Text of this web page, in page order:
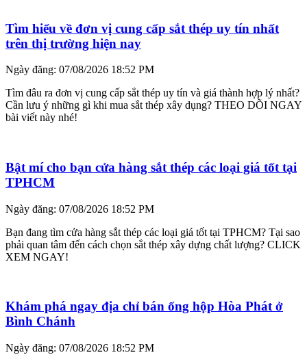
Tìm hiểu về đơn vị cung cấp sắt thép uy tín nhất
trên thị trường hiện nay
Ngày đăng: 07/08/2026 18:52 PM
Tìm đâu ra đơn vị cung cấp sắt thép uy tín và giá thành hợp lý nhất?
Cần lưu ý những gì khi mua sắt thép xây dụng? THEO DÕI NGAY
bài viết này nhé!
Bật mí cho bạn cửa hàng sắt thép các loại giá tốt tại
TPHCM
Ngày đăng: 07/08/2026 18:52 PM
Bạn đang tìm cửa hàng sắt thép các loại giá tốt tại TPHCM? Tại sao
phải quan tâm đến cách chọn sắt thép xây dựng chất lượng? CLICK
XEM NGAY!
Khám phá ngay địa chỉ bán ống hộp Hòa Phát ở
Bình Chánh
Ngày đăng: 07/08/2026 18:52 PM